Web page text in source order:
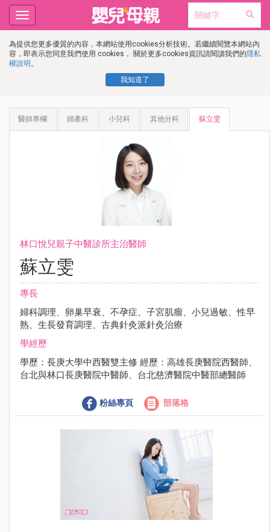
為提供您更多優質的內容，本網站使用cookies分析技術。若繼續閱覽本網站內
容，即表示您同意我們使用 cookies， 關於更多cookies資訊請閱讀我們的隱私
權說明 。
我知道了
Toggle
navigation
醫師專欄 婦產科 小兒科 其他分科 蘇立雯
林口悅兒親子中醫診所主治醫師
蘇立雯
專長
婦科調理、卵巢早衰、不孕症、子宮肌瘤、小兒過敏、性早
熟、生長發育調理、古典針灸派針灸治療
學經歷
學歷：長庚大學中西醫雙主修 經歷：高雄長庚醫院西醫師、
台北與林口長庚醫院中醫師、台北慈濟醫院中醫部總醫師
粉絲專頁 部落格